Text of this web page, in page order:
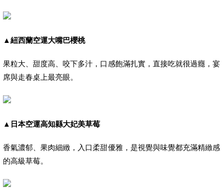
▲紐西蘭空運大嘴巴櫻桃
果粒大、甜度高、咬下多汁，口感飽滿扎實，直接吃就很過癮，宴
席與走春桌上最亮眼。
▲ 日本空運高知縣大妃美草莓
香氣濃郁、果肉細緻，入口柔甜優雅，是視覺與味覺都充滿精緻感
的高級草莓。